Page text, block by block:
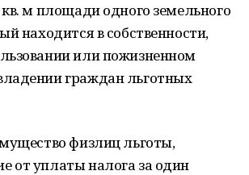
м площади одного земельного
находится в собственности,
или пожизненном
граждан льготных
физлиц льготы,
от уплаты налога за один